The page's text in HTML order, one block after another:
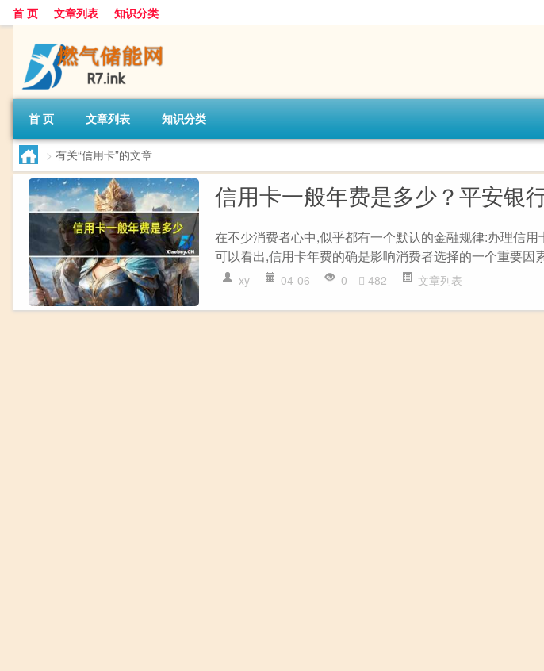
首 页 文章列表 知识分类
首 页 文章列表 知识分类
> 有关“信用卡”的文章
信用卡一般年费是多少？平安银
在不少消费者心中,似乎都有一个默认的金融规律:办理信
可以看出,信用卡年费的确是影响消费者选择的一个重要因
xy 04-06 0 482 文章列表